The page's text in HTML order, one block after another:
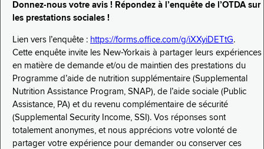
Donnez-nous votre avis ! Répondez à l’enquête de l’OTDA sur
les prestations sociales !
Lien vers l’enquête : https://forms.office.com/g/iXXyiDETtG.
Cette enquête invite les New-Yorkais à partager leurs expériences
en matière de demande et/ou de maintien des prestations du
Programme d’aide de nutrition supplémentaire (Supplemental
Nutrition Assistance Program, SNAP), de l’aide sociale (Public
Assistance, PA) et du revenu complémentaire de sécurité
(Supplemental Security Income, SSI). Vos réponses sont
totalement anonymes, et nous apprécions votre volonté de
partager votre expérience pour demander ou conserver ces